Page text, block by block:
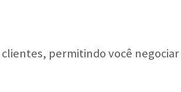
permitindo você